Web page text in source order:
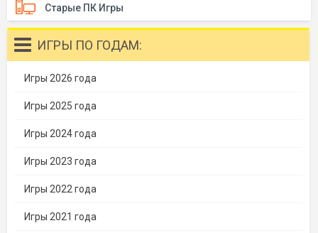
Старые ПК Игры
ИГРЫ ПО ГОДАМ:
Игры 2026 года
Игры 2025 года
Игры 2024 года
Игры 2023 года
Игры 2022 года
Игры 2021 года